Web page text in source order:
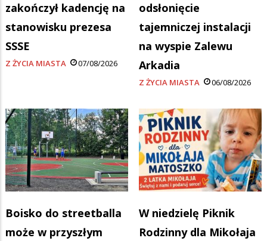
zakończył kadencję na
stanowisku prezesa
SSSE
Z ŻYCIA MIASTA 07/08/2026
odsłonięcie
tajemniczej instalacji
na wyspie Zalewu
Arkadia
Z ŻYCIA MIASTA 06/08/2026
Boisko do streetballa
może w przyszłym
W niedzielę Piknik
Rodzinny dla Mikołaja